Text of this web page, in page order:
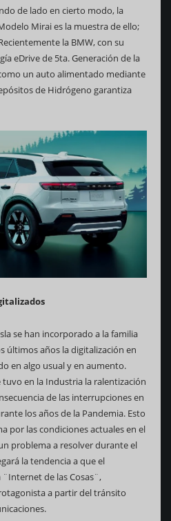
de lado en cierto modo, la
Mirai es la muestra de ello;
la BMW, con su
eDrive de 5ta. Generación de la
un auto alimentado mediante
de Hidrógeno garantiza
se han incorporado a la familia
últimos años la digitalización en
en algo usual y en aumento.
en la Industria la ralentización
de las interrupciones en
los años de la Pandemia. Esto
por las condiciones actuales en el
problema a resolver durante el
la tendencia a que el
de las Cosas¨,
a partir del tránsito